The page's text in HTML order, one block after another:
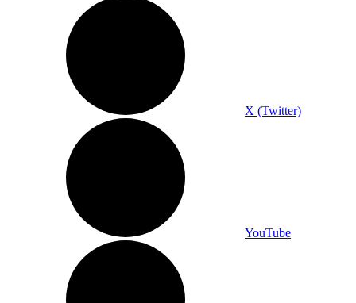
X (Twitter)
YouTube